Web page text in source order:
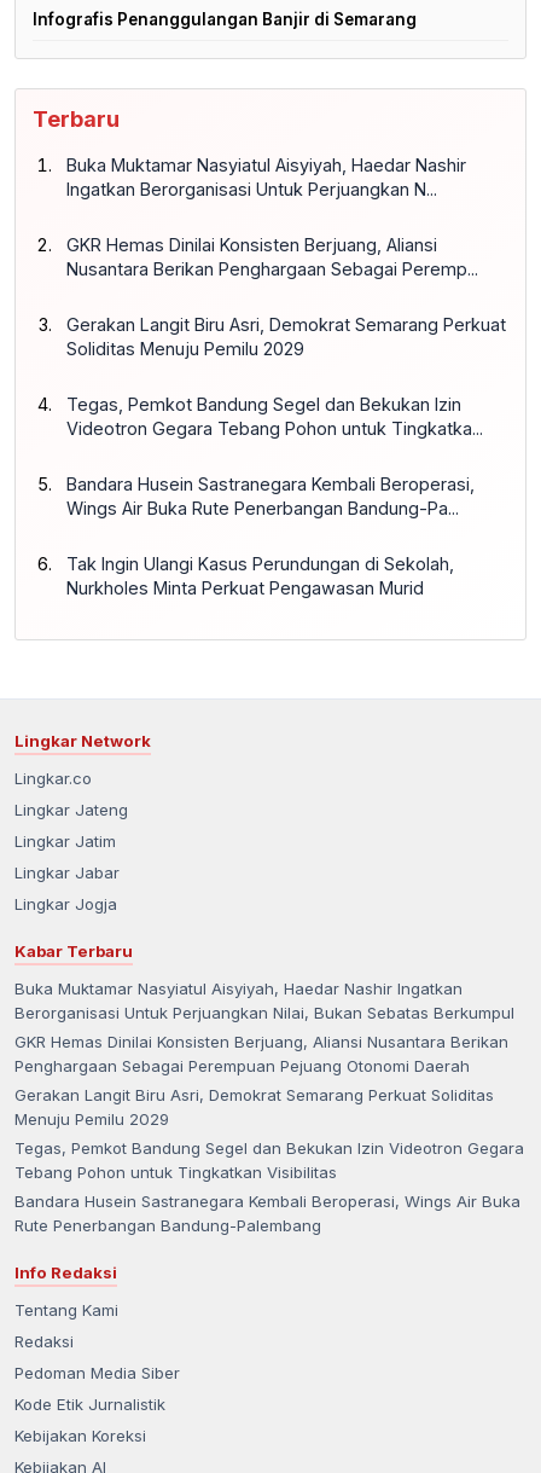
Infografis Penanggulangan Banjir di Semarang
Terbaru
Buka Muktamar Nasyiatul Aisyiyah, Haedar Nashir
Ingatkan Berorganisasi Untuk Perjuangkan N...
GKR Hemas Dinilai Konsisten Berjuang, Aliansi
Nusantara Berikan Penghargaan Sebagai Peremp...
Gerakan Langit Biru Asri, Demokrat Semarang Perkuat
Soliditas Menuju Pemilu 2029
Tegas, Pemkot Bandung Segel dan Bekukan Izin
Videotron Gegara Tebang Pohon untuk Tingkatka...
Bandara Husein Sastranegara Kembali Beroperasi,
Wings Air Buka Rute Penerbangan Bandung-Pa...
Tak Ingin Ulangi Kasus Perundungan di Sekolah,
Nurkholes Minta Perkuat Pengawasan Murid
Lingkar Network
Lingkar.co
Lingkar Jateng
Lingkar Jatim
Lingkar Jabar
Lingkar Jogja
Kabar Terbaru
Buka Muktamar Nasyiatul Aisyiyah, Haedar Nashir Ingatkan
Berorganisasi Untuk Perjuangkan Nilai, Bukan Sebatas Berkumpul
GKR Hemas Dinilai Konsisten Berjuang, Aliansi Nusantara Berikan
Penghargaan Sebagai Perempuan Pejuang Otonomi Daerah
Gerakan Langit Biru Asri, Demokrat Semarang Perkuat Soliditas
Menuju Pemilu 2029
Tegas, Pemkot Bandung Segel dan Bekukan Izin Videotron Gegara
Tebang Pohon untuk Tingkatkan Visibilitas
Bandara Husein Sastranegara Kembali Beroperasi, Wings Air Buka
Rute Penerbangan Bandung-Palembang
Info Redaksi
Tentang Kami
Redaksi
Pedoman Media Siber
Kode Etik Jurnalistik
Kebijakan Koreksi
Kebijakan AI